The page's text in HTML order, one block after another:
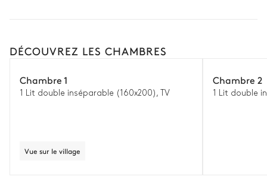
DÉCOUVREZ LES CHAMBRES
Chambre 1
1 Lit double inséparable (160x200), TV
Vue sur le village
Chambre 2
1 Lit double